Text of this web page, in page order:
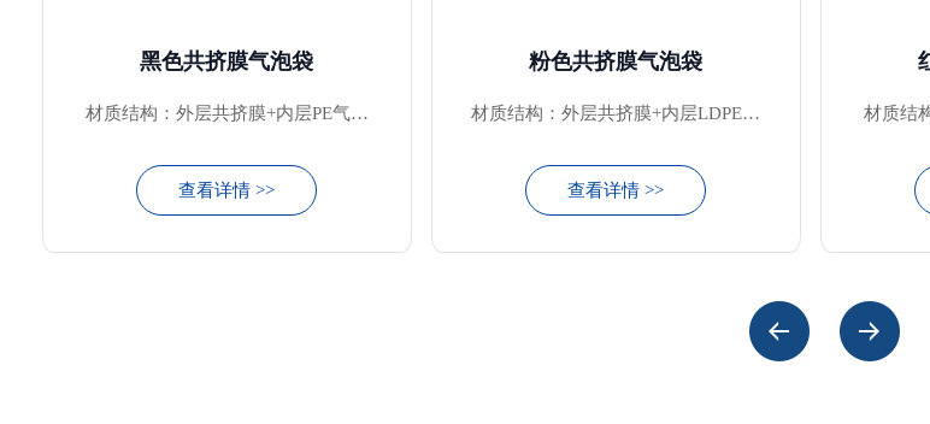
黑色共挤膜气泡袋
材质结构：外层共挤膜+内层PE气泡
查看详情 >>
粉色共挤膜气泡袋
材质结构：外层共挤膜+内层LDPE气
查看详情 >>
材质结